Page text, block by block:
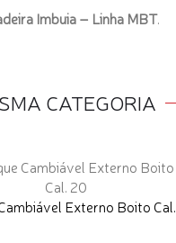
Imbuia – Linha MBT.
CATEGORIA
Externo Boito Cal.